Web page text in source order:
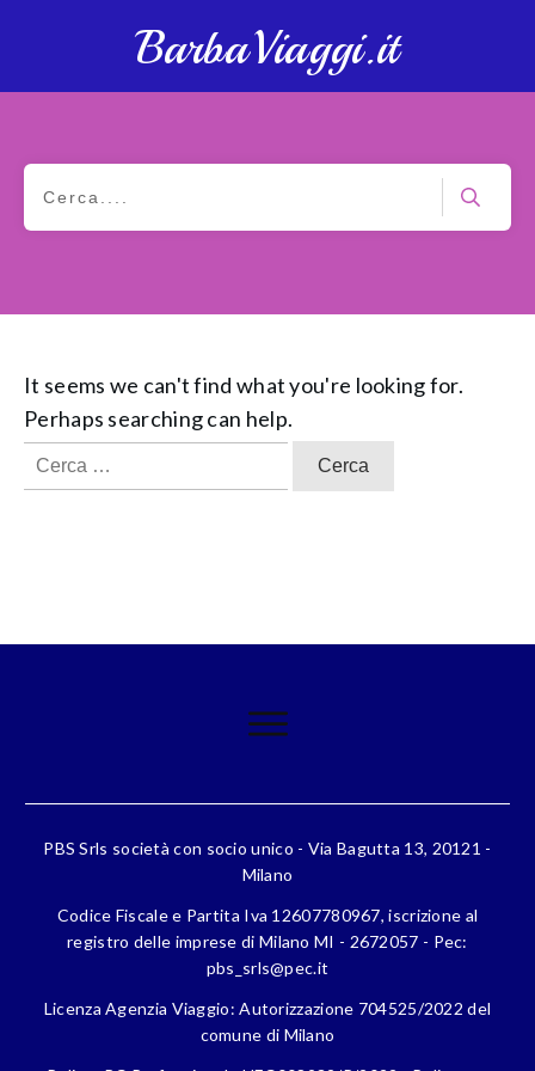
BarbaViaggi.it
It seems we can't find what you're looking for.
Perhaps searching can help.
Ricerca
PBS Srls società con socio unico - Via Bagutta 13, 20121 -
Milano
Codice Fiscale e Partita Iva 12607780967, iscrizione al
registro delle imprese di Milano MI - 2672057 - Pec:
pbs_srls@pec.it
Licenza Agenzia Viaggio: Autorizzazione 704525/2022 del
comune di Milano